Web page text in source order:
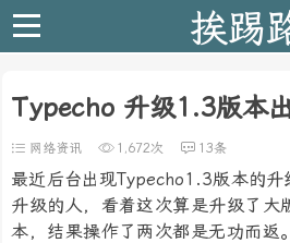
挨踢
Typecho 升级1.3版本
网络资讯 1,672次 13条
最近后台出现Typecho1.3版本的
升级的人，看着这次算是升级了大
本，结果操作了两次都是无功而返